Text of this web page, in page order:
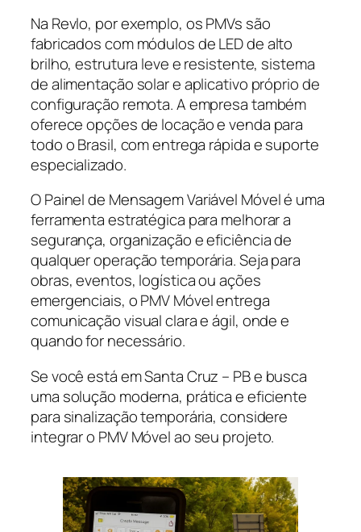
Na Revlo, por exemplo, os PMVs são
fabricados com módulos de LED de alto
brilho, estrutura leve e resistente, sistema
de alimentação solar e aplicativo próprio de
configuração remota. A empresa também
oferece opções de locação e venda para
todo o Brasil, com entrega rápida e suporte
especializado.
O Painel de Mensagem Variável Móvel é uma
ferramenta estratégica para melhorar a
segurança, organização e eficiência de
qualquer operação temporária. Seja para
obras, eventos, logística ou ações
emergenciais, o PMV Móvel entrega
comunicação visual clara e ágil, onde e
quando for necessário.
Se você está em Santa Cruz – PB e busca
uma solução moderna, prática e eficiente
para sinalização temporária, considere
integrar o PMV Móvel ao seu projeto.